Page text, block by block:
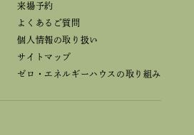
来場予約
よくあるご質問
個人情報の取り扱い
サイトマップ
ゼロ・エネルギーハウスの取り組み